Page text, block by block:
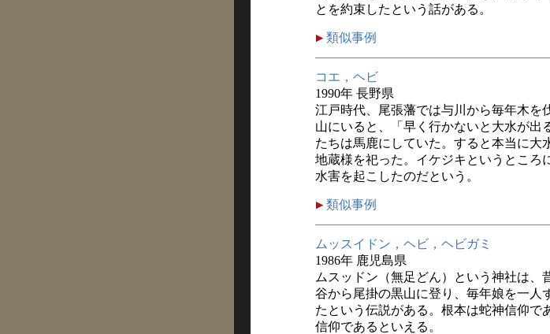
とを約束したという話がある。
類似事例
コエ，ヘビ
1990年 長野県
江戸時代、尾張藩では与川から毎年木を
山にいると、「早く行かないと大水が出
たちは馬鹿にしていた。すると本当に大
地蔵様を祀った。イケジキというところ
水害を起こしたのだという。
類似事例
ムッスイドン，ヘビ，ヘビガミ
1986年 鹿児島県
ムスッドン（無足どん）という神社は
谷から尾掛の黒山に登り、毎年娘を一人
たという伝説がある。根本は蛇神信仰で
信仰であるといえる。